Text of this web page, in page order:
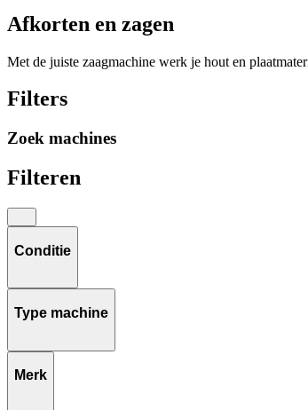
Afkorten en zagen
Met de juiste zaagmachine werk je hout en
Filters
Zoek machines
Filteren
Conditie
Type machine
Merk